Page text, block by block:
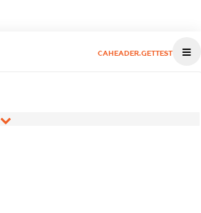
CAHEADER.GETTEST